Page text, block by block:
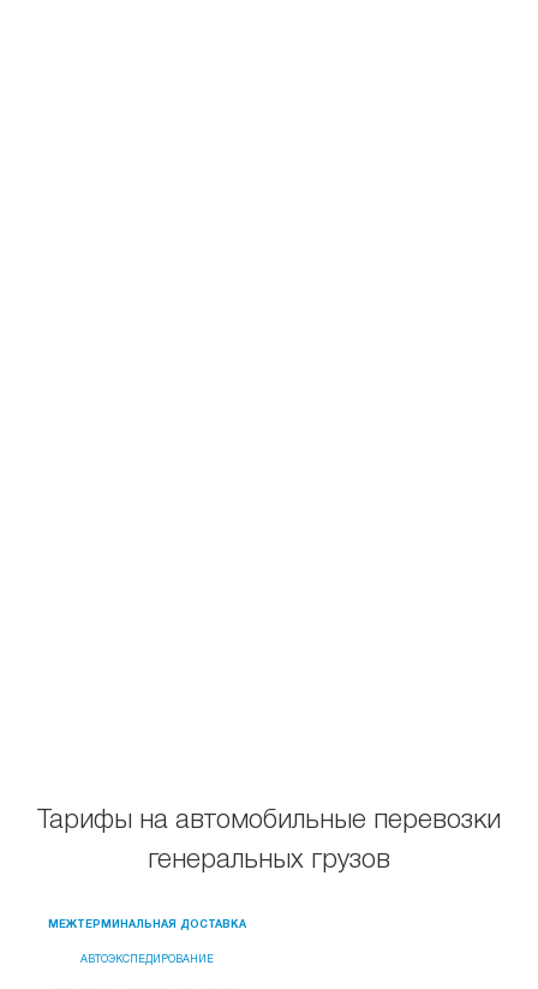
Тарифы на автомобильные перевозки
генеральных грузов
МЕЖТЕРМИНАЛЬНАЯ ДОСТАВКА
АВТОЭКСПЕДИРОВАНИЕ